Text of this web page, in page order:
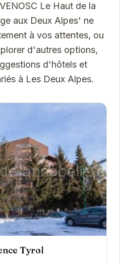
Le Haut de la
aux Deux Alpes' ne
à vos attentes, ou
d'autres options,
d'hôtels et
à Les Deux Alpes.
Tyrol